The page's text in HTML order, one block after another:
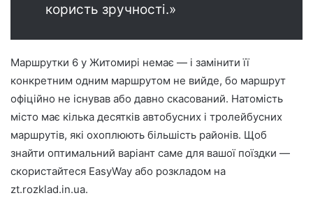
користь зручності.»
Маршрутки 6 у Житомирі немає — і замінити її
конкретним одним маршрутом не вийде, бо маршрут
офіційно не існував або давно скасований. Натомість
місто має кілька десятків автобусних і тролейбусних
маршрутів, які охоплюють більшість районів. Щоб
знайти оптимальний варіант саме для вашої поїздки —
скористайтеся EasyWay або розкладом на
zt.rozklad.in.ua.